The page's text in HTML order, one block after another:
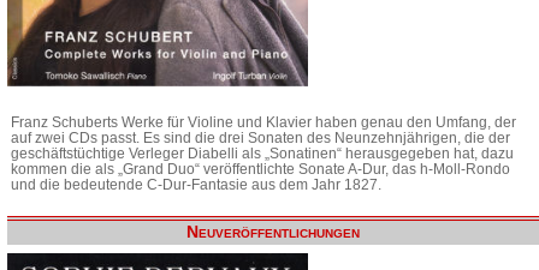
Franz Schuberts Werke für Violine und Klavier haben genau den Umfang, der
auf zwei CDs passt. Es sind die drei Sonaten des Neunzehnjährigen, die der
geschäftstüchtige Verleger Diabelli als „Sonatinen“ herausgegeben hat, dazu
kommen die als „Grand Duo“ veröffentlichte Sonate A-Dur, das h-Moll-Rondo
und die bedeutende C-Dur-Fantasie aus dem Jahr 1827.
Neuveröffentlichungen